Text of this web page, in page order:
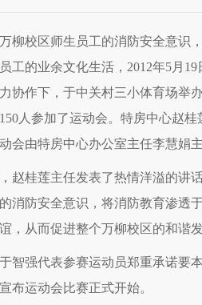
柳校区师生员工的消防安全意识
工的业余文化生活，2012年5月
协作下，于中关村三小体育场举
人参加了运动会。特房中心赵
会由特房中心办公室主任李慧娟主
赵桂莲主任发表了热情洋溢的讲
消防安全意识，将消防教育渗透
，从而促进整个万柳校区的和谐
智强代表参赛运动员郑重承诺要
布运动会比赛正式开始。